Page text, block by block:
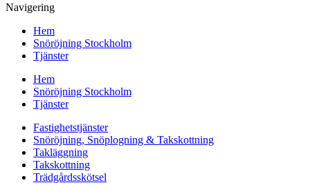
Navigering
Hem
Snöröjning Stockholm
Tjänster
Hem
Snöröjning Stockholm
Tjänster
Fastighetstjänster
Snöröjning, Snöplogning & Takskottning
Takläggning
Takskottning
Trädgårdsskötsel